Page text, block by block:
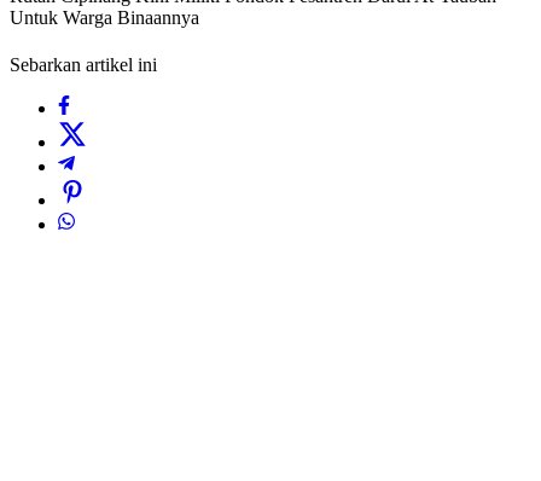
Untuk Warga Binaannya
Sebarkan artikel ini